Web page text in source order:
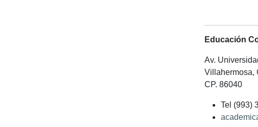
Educación
Av.
Villahermosa,
CP. 86040
Tel (993)